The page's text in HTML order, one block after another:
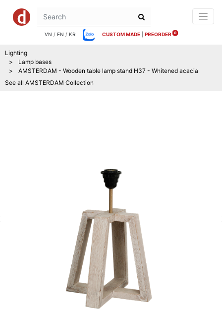
VN / EN / KR CUSTOM MADE PREORDER 0
Lighting
Lamp bases
AMSTERDAM - Wooden table lamp stand H37 - Whitened acacia
See all AMSTERDAM Collection